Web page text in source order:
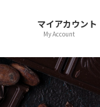
マイアカウント
My Account